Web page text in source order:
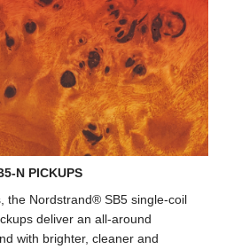
N PICKUPS
the Nordstrand® SB5 single-coil
deliver an all-around
with brighter, cleaner and